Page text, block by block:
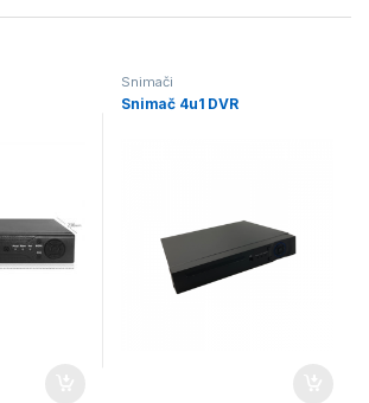
Snimači
Snimač 4u1 DVR